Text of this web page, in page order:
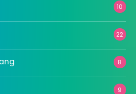
10
22
8
9